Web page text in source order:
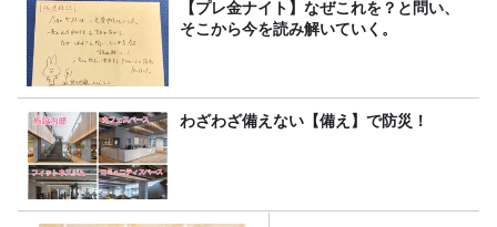
【プレ金ナイト】なぜこれを？と問い、
そこから今を読み解いていく。
わざわざ備えない【備え】で防災！